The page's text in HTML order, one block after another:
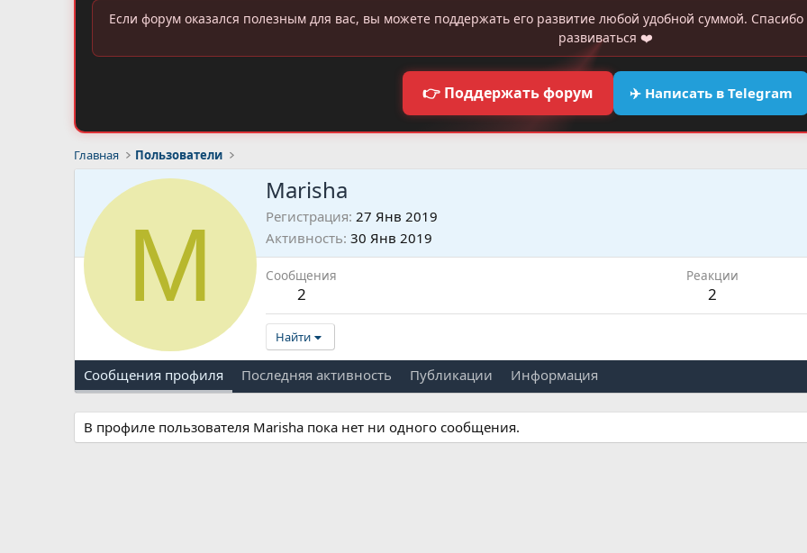
Если форум оказался полезным для вас, вы можете поддержать его развитие любой удобной суммой. Спасибо
развиваться ❤️
👉 Поддержать форум ✈️ Написать в Telegram
Главная Пользователи
М
Маrisha
Регистрация 27 Янв 2019
Активность 30 Янв 2019
Сообщения
2
Реакции
2
Найти
Сообщения профиля Последняя активность Публикации Информация
В профиле пользователя Маrisha пока нет ни одного сообщения.